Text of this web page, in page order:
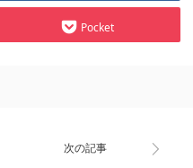
Pocket
次の記事